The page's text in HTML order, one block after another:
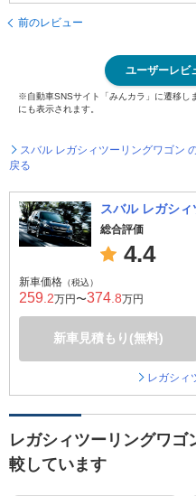
前のレビュー
ユーザーレビ
※自動車SNSサイト「みんカラ」に遷移し
にも表示されます。
スバル レガシィツーリングワゴン
戻る
スバル レガシ
総合評価
4.4
新車価格 （税込）
259 .2万円〜374 .8万円
新車見積もり(無料)
レガシィ
レガシィツーリングワゴ
較しています